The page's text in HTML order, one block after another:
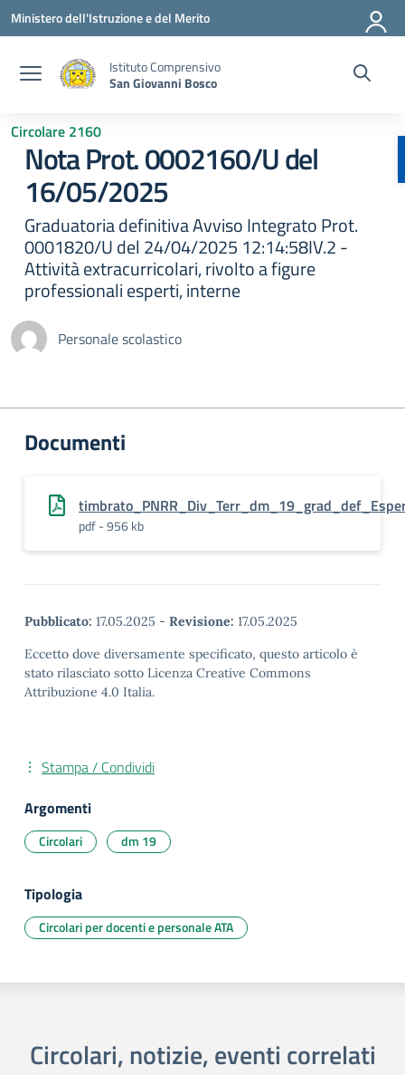
Vai ai contenuti
Vai al menu di navigazione
Vai al footer
Ministero dell'Istruzione e del Merito
Istituto Comprensivo
San Giovanni Bosco
Circolare 2160
Nota Prot. 0002160/U del
16/05/2025
Graduatoria definitiva Avviso Integrato Prot.
0001820/U del 24/04/2025 12:14:58IV.2 -
Attività extracurricolari, rivolto a figure
professionali esperti, interne
Personale scolastico
Documenti
pdf - 956 kb
Pubblicato: 17.05.2025 - Revisione: 17.05.2025
Eccetto dove diversamente specificato, questo articolo è
stato rilasciato sotto Licenza Creative Commons
Attribuzione 4.0 Italia.
Stampa / Condividi
Argomenti
Circolari dm 19
Tipologia
Circolari per docenti e personale ATA
Circolari, notizie, eventi correlati